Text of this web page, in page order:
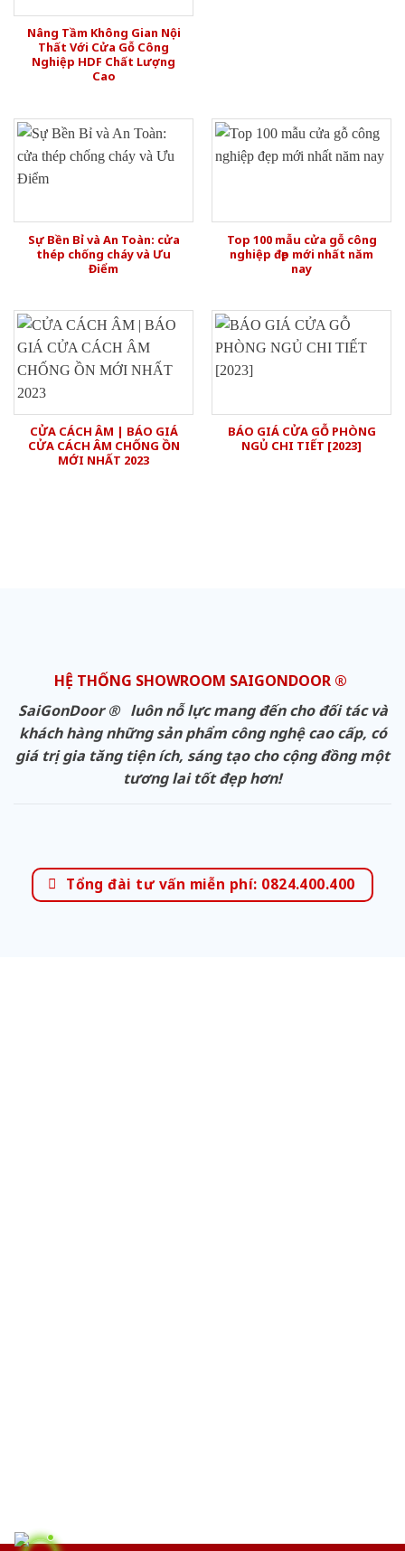
Nâng Tầm Không Gian Nội
Thất Với Cửa Gỗ Công
Nghiệp HDF Chất Lượng
Cao
Sự Bền Bỉ và An Toàn: cửa
thép chống cháy và Ưu
Điểm
Top 100 mẫu cửa gỗ công
nghiệp đẹp mới nhất năm
nay
CỬA CÁCH ÂM | BÁO GIÁ
CỬA CÁCH ÂM CHỐNG ỒN
MỚI NHẤT 2023
BÁO GIÁ CỬA GỖ PHÒNG
NGỦ CHI TIẾT [2023]
HỆ THỐNG SHOWROOM SAIGONDOOR ®
SaiGonDoor ® luôn nỗ lực mang đến cho đối tác và
khách hàng những sản phẩm công nghệ cao cấp, có
giá trị gia tăng tiện ích, sáng tạo cho cộng đồng một
tương lai tốt đẹp hơn!
Tổng đài tư vấn miễn phí: 0824.400.400